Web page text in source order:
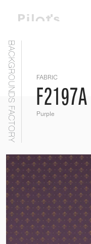
BACKGROUNDS FACTORY FABRIC
F2197A
Purple